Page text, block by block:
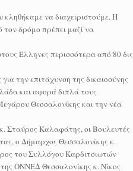
να διαχειριστούμε. Η
δρόμο πρέπει μαζί να
Έλληνες περισσότερα από 80 δις
την επιτάχυνση της δικαιοσύνης
και αφορά διπλά τους
Θεσσαλονίκης και την νέα
Σταύρος Καλαφάτης, οι Βουλευτές
ο Δήμαρχος Θεσσαλονίκης κ.
του Συλλόγου Καρδιτσιωτών
ΟΝΝΕΔ Θεσσαλονίκης κ. Νίκος